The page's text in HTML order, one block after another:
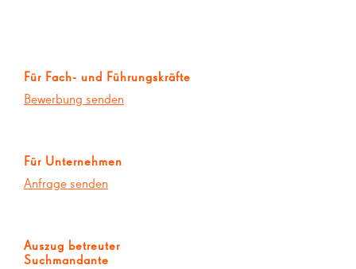
Für Fach- und Führungskräfte
Bewerbung senden
Für Unternehmen
Anfrage senden
Auszug betreuter
Suchmandante